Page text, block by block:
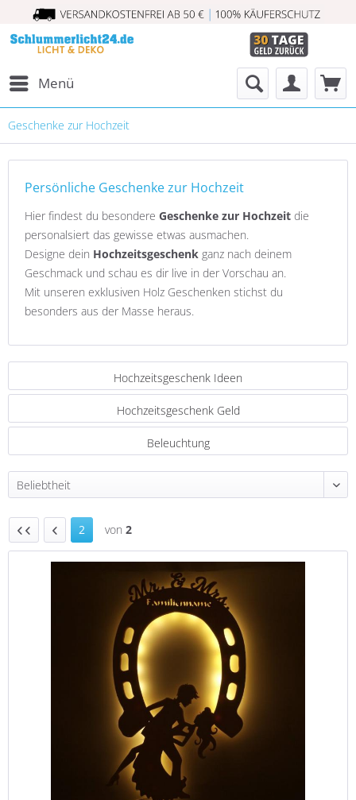
Menü
Geschenke zur Hochzeit
Persönliche Geschenke zur Hochzeit
Hier findest du besondere Geschenke zur Hochzeit die
personalsiert das gewisse etwas ausmachen.
Designe dein Hochzeitsgeschenk ganz nach deinem
Geschmack und schau es dir live in der Vorschau an.
Mit unseren exklusiven Holz Geschenken stichst du
besonders aus der Masse heraus.
Hochzeitsgeschenk Ideen
Hochzeitsgeschenk Geld
Beleuchtung
2 von 2